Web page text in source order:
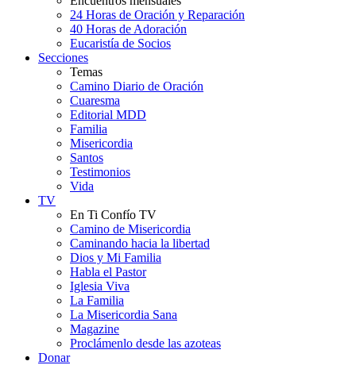
24 Horas de Oración y Reparación
40 Horas de Adoración
Eucaristía de Socios
Secciones
Temas
Camino Diario de Oración
Cuaresma
Editorial MDD
Familia
Misericordia
Santos
Testimonios
Vida
TV
En Ti Confío TV
Camino de Misericordia
Caminando hacia la libertad
Dios y Mi Familia
Habla el Pastor
Iglesia Viva
La Familia
La Misericordia Sana
Magazine
Proclámenlo desde las azoteas
Donar